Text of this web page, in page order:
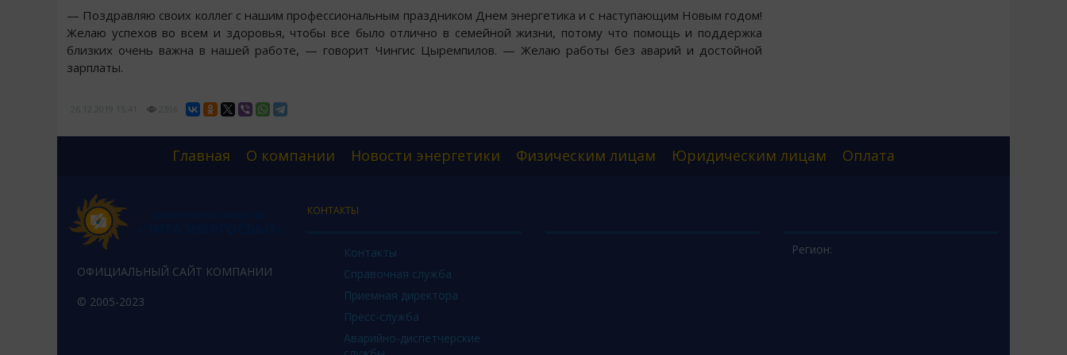
— Поздравляю своих коллег с нашим профессиональным праздником Днем энергетика и с наступающим Новым годом!
Желаю успехов во всем и здоровья, чтобы все было отлично в семейной жизни, потому что помощь и поддержка
близких очень важна в нашей работе, — говорит Чингис Цыремпилов. — Желаю работы без аварий и достойной
зарплаты.
Главная О компании Новости энергетики Физическим лицам Юридическим лицам Оплата
ОФИЦИАЛЬНЫЙ САЙТ КОМПАНИИ
© 2005-2023
КОНТАКТЫ
Контакты
Справочная служба
Приемная директора
Пресс-служба
Аварийно-диспетчерские
Регион: